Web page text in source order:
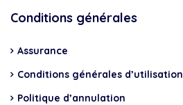
Conditions générales
Assurance
Conditions générales d’utilisation
Politique d’annulation